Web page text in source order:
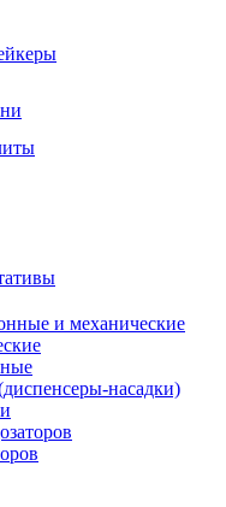
и механические
насадки)